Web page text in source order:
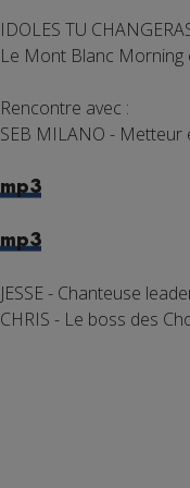
IDOLES TU
Le Mont Blanc Morning
Rencontre avec :
SEB MILANO -
mp3
mp3
JESSE - Chanteuse
CHRIS - Le boss des